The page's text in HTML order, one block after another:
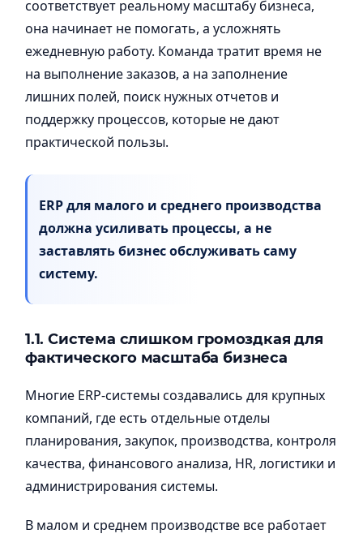
соответствует реальному масштабу бизнеса,
она начинает не помогать, а усложнять
ежедневную работу. Команда тратит время не
на выполнение заказов, а на заполнение
лишних полей, поиск нужных отчетов и
поддержку процессов, которые не дают
практической пользы.
ERP для малого и среднего производства
должна усиливать процессы, а не
заставлять бизнес обслуживать саму
систему.
1.1. Система слишком громоздкая для
фактического масштаба бизнеса
Многие ERP-системы создавались для крупных
компаний, где есть отдельные отделы
планирования, закупок, производства, контроля
качества, финансового анализа, HR, логистики и
администрирования системы.
В малом и среднем производстве все работает